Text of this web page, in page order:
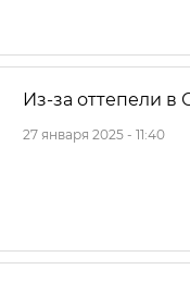
Из-за оттепели в
27 января 2025 - 11:40